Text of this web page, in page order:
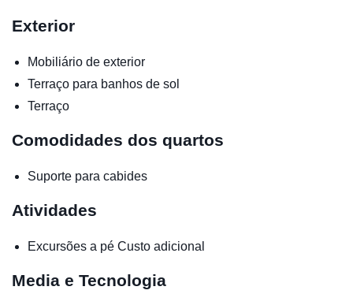
Exterior
Mobiliário de exterior
Terraço para banhos de sol
Terraço
Comodidades dos quartos
Suporte para cabides
Atividades
Excursões a pé Custo adicional
Media e Tecnologia